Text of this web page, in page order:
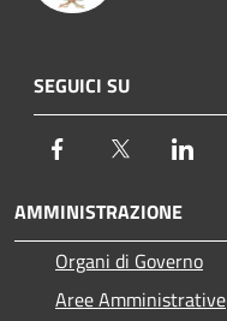
SEGUICI SU
Facebook Twitter
AMMINISTRAZIONE
Organi di Governo
Aree Amministrative